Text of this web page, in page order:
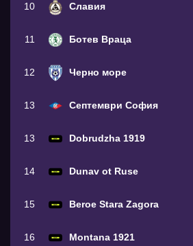
10 Славия
11 Ботев Враца
12 Черно море
13 Септември София
13 Dobrudzha 1919
14 Dunav ot Ruse
15 Beroe Stara Zagora
16 Montana 1921